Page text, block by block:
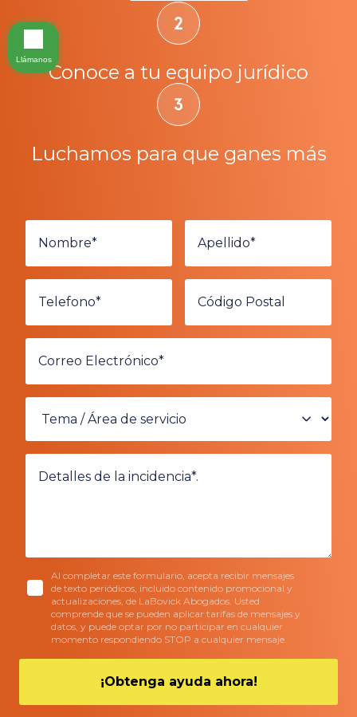
Conoce a tu equipo jurídico
Luchamos para que ganes más
Al completar este formulario, acepta recibir mensajes
de texto periódicos, incluido contenido promocional y
actualizaciones, de LaBovick Abogados. Usted
comprende que se pueden aplicar tarifas de mensajes y
datos, y puede optar por no participar en cualquier
momento respondiendo STOP a cualquier mensaje.
Llámanos